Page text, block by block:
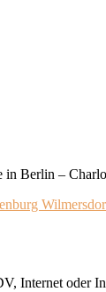
Berlin –
Internet oder